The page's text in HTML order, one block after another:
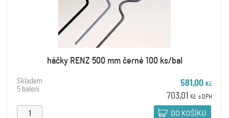
háčky RENZ 500 mm černé 100 ks/bal
Skladem
5 balení
581,00 Kč
703,01 Kč s DPH
DO KOŠÍKU